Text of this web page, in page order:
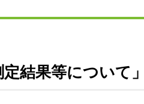
事業紹介・研究開発
統合報告書
ディスクロージャー・ポリ
マテリアリティ・SDGs
SOC Vision2035
中期経営計画
インターンシップ（全国
結果等について